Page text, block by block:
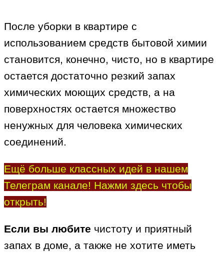
После уборки в квартире с
использованием средств бытовой химии
становится, конечно, чисто, но в квартире
остается достаточно резкий запах
химических моющих средств, а на
поверхностях остается множество
ненужных для человека химических
соединений.
Ещё больше классных идей в нашем
Телеграм канале! Нажми здесь чтобы
открыть!
Если вы любите чистоту и приятный
запах в доме, а также не хотите иметь